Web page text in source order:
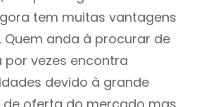
tem muitas vantagens
Quem anda à procurar de
por vezes encontra
devido à grande
oferta do mercado mas